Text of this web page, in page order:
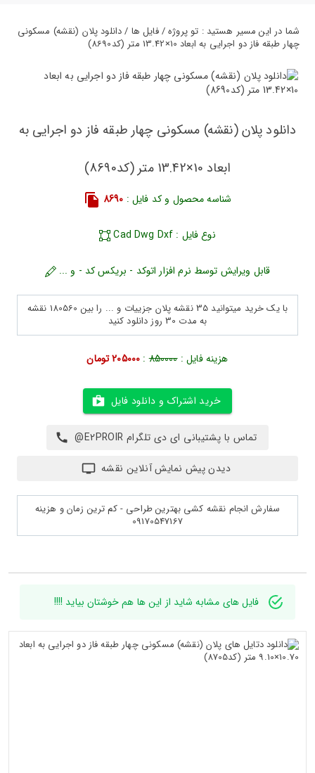
شما در این مسیر هستید : تو پروژه / فایل ها / دانلود پلان (نقشه) مسکونی
چهار طبقه فاز دو اجرایی به ابعاد 10×13.42 متر (کد8690)
دانلود پلان (نقشه) مسکونی چهار طبقه فاز دو اجرایی به
ابعاد 10×13.42 متر (کد8690)
شناسه محصول و کد فایل : 8690
نوع فایل : Cad Dwg Dxf
قابل ویرایش توسط نرم افزار اتوکد - بریکس کد - و ...
با یک خرید میتوانید 35 نقشه پلان جزییات و ... را بین 180560 نقشه
به مدت 30 روز دانلود کنید
هزینه فایل :850000
: 205000 تومان
خرید اشتراک و دانلود فایل
تماس با پشتیبانی ای دی تلگرام E2PROIR@
دیدن پیش نمایش آنلاین نقشه
سفارش انجام نقشه کشی بهترین طراحی - کم ترین زمان و هزینه
09170547167
فایل های مشابه شاید از این ها هم خوشتان بیاید !!!!